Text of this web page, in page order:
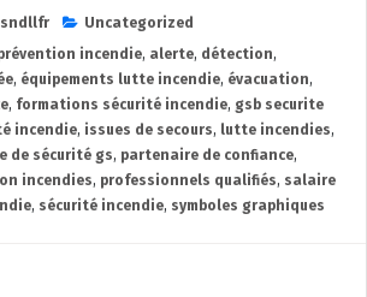
sndllfr
Uncategorized
incendie, alerte, détection,
, équipements lutte incendie, évacuation,
, formations sécurité incendie, gsb securite
incendie, issues de secours, lutte incendies,
de sécurité gs, partenaire de confiance,
incendies, professionnels qualifiés, salaire
, sécurité incendie, symboles graphiques